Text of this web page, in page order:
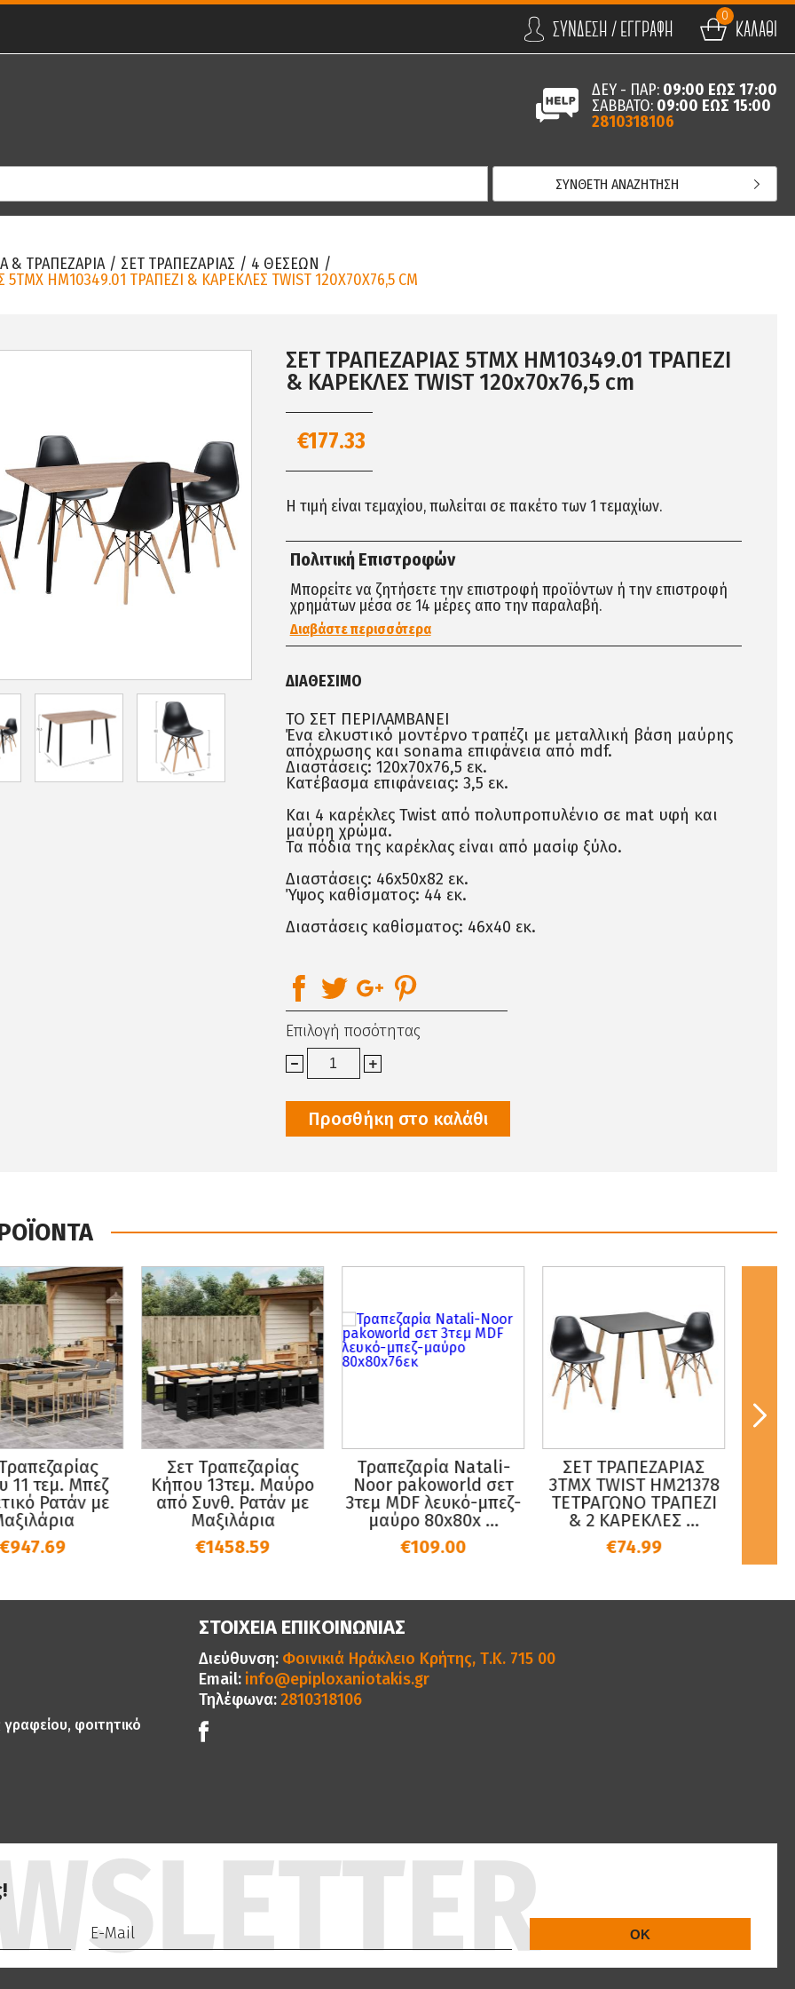
ΣΥΝΔΕΣΗ / ΕΓΓΡΑΦΗ ΚΑΛΑΘΙ
0
ΔΕΥ - ΠΑΡ: 09:00 ΕΩΣ 17:00
ΣΑΒΒΑΤΟ: 09:00 ΕΩΣ 15:00
2810318106
ΣΥΝΘΕΤΗ ΑΝΑΖΗΤΗΣΗ
& ΤΡΑΠΕΖΑΡΙΑ / ΣΕΤ ΤΡΑΠΕΖΑΡΙΑΣ / 4 ΘΕΣΕΩΝ /
5ΤΜΧ HM10349.01 ΤΡΑΠΕΖΙ & ΚΑΡΕΚΛΕΣ TWIST 120X70X76,5 CM
ΣΕΤ ΤΡΑΠΕΖΑΡΙΑΣ 5ΤΜΧ HM10349.01 ΤΡΑΠΕΖΙ
& ΚΑΡΕΚΛΕΣ TWIST 120x70x76,5 cm
€177.33
Η τιμή είναι τεμαχίου, πωλείται σε πακέτο των 1 τεμαχίων.
Πολιτική Επιστροφών
Μπορείτε να ζητήσετε την επιστροφή προϊόντων ή την επιστροφή
χρημάτων μέσα σε 14 μέρες απο την παραλαβή.
Διαβάστε περισσότερα
ΔΙΑΘΈΣΙΜΟ
ΤΟ ΣΕΤ ΠΕΡΙΛΑΜΒΑΝΕΙ
Ένα ελκυστικό μοντέρνο τραπέζι με μεταλλική βάση μαύρης
απόχρωσης και sonama επιφάνεια από mdf.
Διαστάσεις: 120x70x76,5 εκ.
Κατέβασμα επιφάνειας: 3,5 εκ.
Και 4 καρέκλες Twist από πολυπροπυλένιο σε mat υφή και
μαύρη χρώμα.
Τα πόδια της καρέκλας είναι από μασίφ ξύλο.
Διαστάσεις: 46x50x82 εκ.
Ύψος καθίσματος: 44 εκ.
Διαστάσεις καθίσματος: 46x40 εκ.
Επιλογή ποσότητας
Προσθήκη στο καλάθι
11 τεμ. Μπεζ
Ρατάν με
€947.69
Σετ Τραπεζαρίας
Κήπου 13τεμ. Μαύρο
από Συνθ. Ρατάν με
Μαξιλάρια
€1458.59
Τραπεζαρία Natali-
Noor pakoworld σετ
3τεμ MDF λευκό-μπεζ-
μαύρο 80x80x ...
€109.00
ΣΕΤ ΤΡΑΠΕΖΑΡΙΑΣ
3ΤΜΧ TWIST HM21378
ΤΕΤΡΑΓΩΝΟ ΤΡΑΠΕΖΙ
& 2 ΚΑΡΕΚΛΕΣ ...
€74.99
φοιτητικό
ΣΤΟΙΧΕΙΑ ΕΠΙΚΟΙΝΩΝΙΑΣ
Διεύθυνση: Φοινικιά Ηράκλειο Κρήτης, Τ.Κ. 715 00
Email: info@epiploxaniotakis.gr
Τηλέφωνα: 2810318106